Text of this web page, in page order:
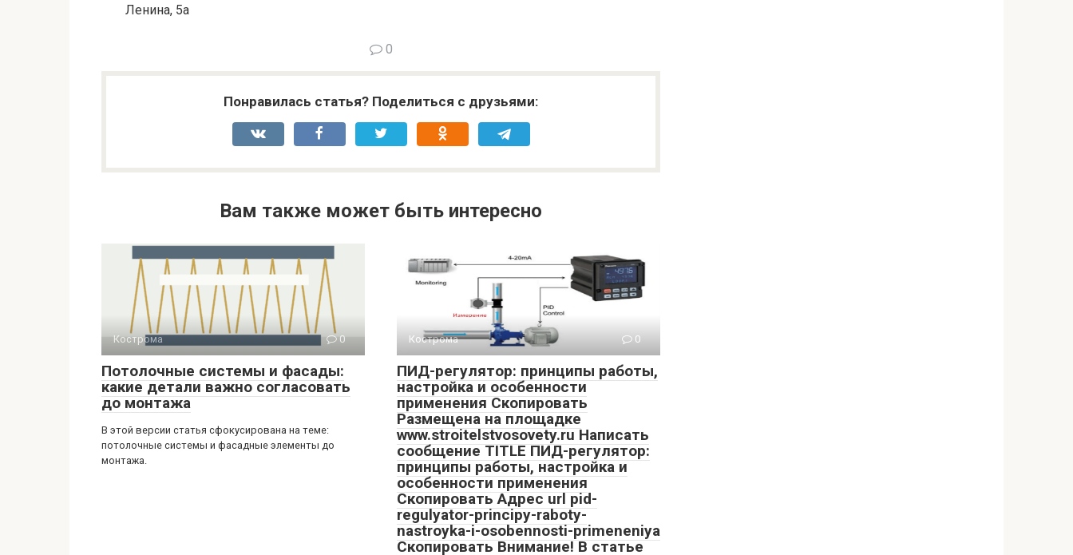
Ленина, 5а
0
Понравилась статья? Поделиться с друзьями:
Вам также может быть интересно
Кострома 0
Потолочные системы и фасады:
какие детали важно согласовать
до монтажа
В этой версии статья сфокусирована на теме:
потолочные системы и фасадные элементы до
монтажа.
Кострома 0
ПИД-регулятор: принципы работы,
настройка и особенности
применения Скопировать
Размещена на площадке
www.stroitelstvosovety.ru Написать
сообщение TITLE ПИД-регулятор:
принципы работы, настройка и
особенности применения
Скопировать Адрес url pid-
regulyator-principy-raboty-
nastroyka-i-osobennosti-primeneniya
Скопировать Внимание! В статье